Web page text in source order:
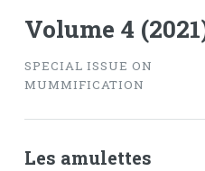
Volume 4
SPECIAL ISSUE ON
MUMMIFICATION
Les amulettes